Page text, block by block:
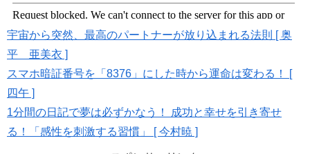
宇宙から突然、最高のパートナーが放り込まれる法則 [ 奥
平 亜美衣 ]
スマホ暗証番号を「8376」にした時から運命は変わる！ [
四午 ]
1分間の日記で夢は必ずかなう！ 成功と幸せを引き寄せ
る！「感性を刺激する習慣」 [ 今村暁 ]